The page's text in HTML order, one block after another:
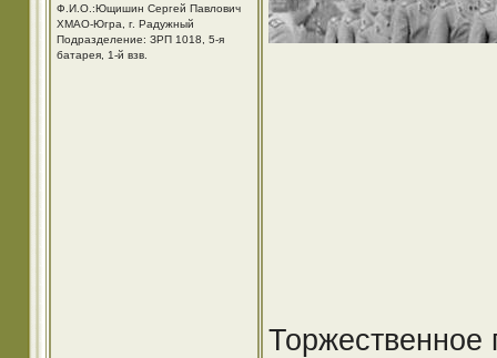
Ф.И.О.:Ющишин Сергей Павлович
ХМАО-Югра, г. Радужный
Подразделение: ЗРП 1018, 5-я
батарея, 1-й взв.
Торжественное